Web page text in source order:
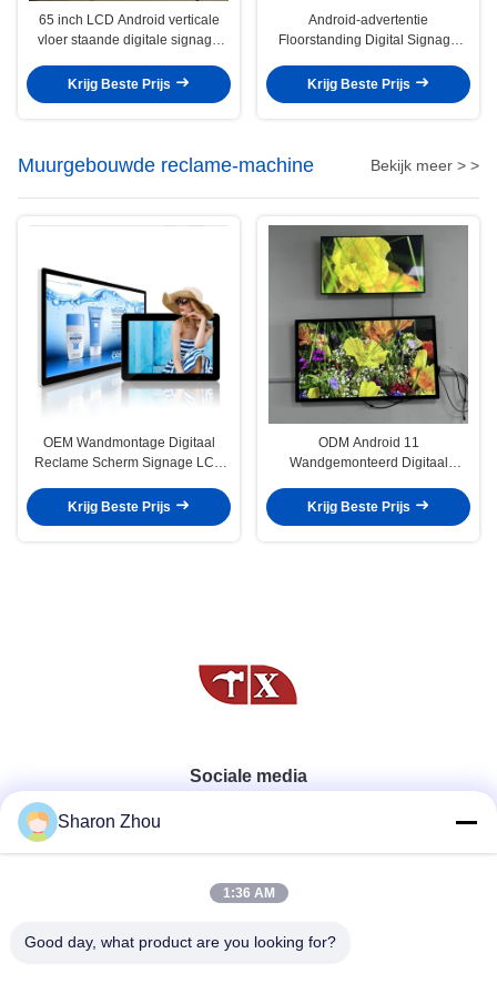
65 inch LCD Android verticale
vloer staande digitale signage
Krijg Beste Prijs
Android-advertentie
Floorstanding Digital Signage
Krijg Beste Prijs
Muurgebouwde reclame-machine Bekijk meer > >
OEM Wandmontage Digitaal
Reclame Scherm Signage LCD
Krijg Beste Prijs
ODM Android 11
Wandgemonteerd Digitaal
Krijg Beste Prijs
Sociale media
86--18025433062
Sharon Zhou
1:36 AM
Good day, what product are you looking for?